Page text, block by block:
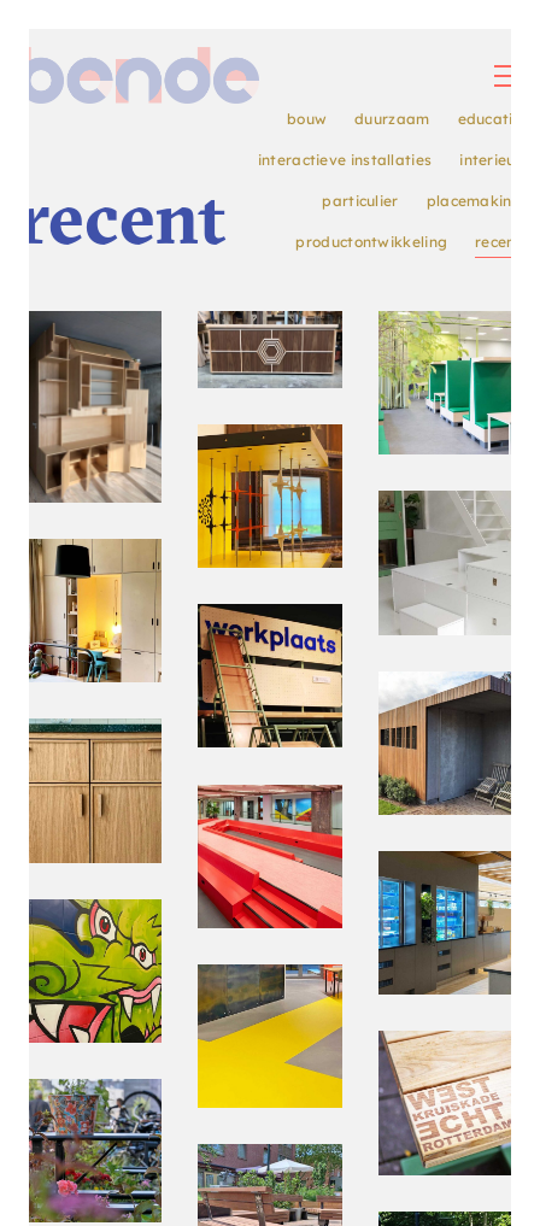
recent
bouw duurzaam educatie
interactieve installaties interieur
particulier placemaking
productontwikkeling recent